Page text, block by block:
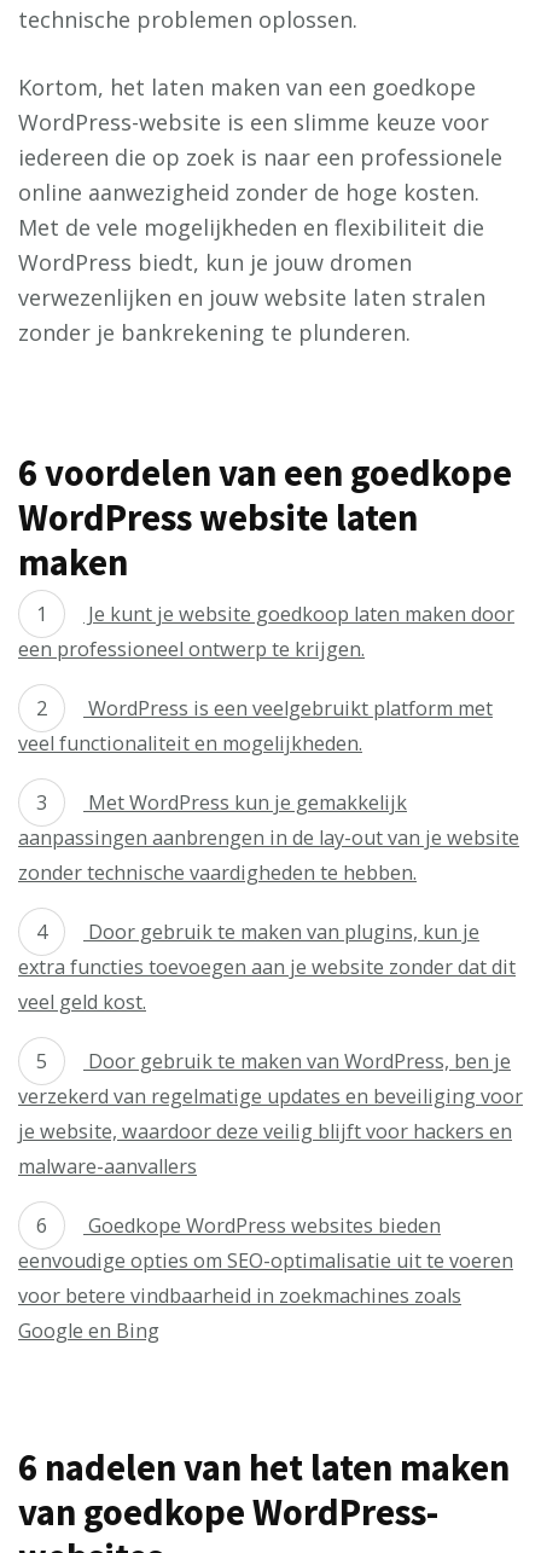
technische problemen oplossen.
Kortom, het laten maken van een goedkope
WordPress-website is een slimme keuze voor
iedereen die op zoek is naar een professionele
online aanwezigheid zonder de hoge kosten.
Met de vele mogelijkheden en flexibiliteit die
WordPress biedt, kun je jouw dromen
verwezenlijken en jouw website laten stralen
zonder je bankrekening te plunderen.
6 voordelen van een goedkope
WordPress website laten
maken
Je kunt je website goedkoop laten maken door
een professioneel ontwerp te krijgen.
WordPress is een veelgebruikt platform met
veel functionaliteit en mogelijkheden.
Met WordPress kun je gemakkelijk
aanpassingen aanbrengen in de lay-out van je website
zonder technische vaardigheden te hebben.
Door gebruik te maken van plugins, kun je
extra functies toevoegen aan je website zonder dat dit
veel geld kost.
Door gebruik te maken van WordPress, ben je
verzekerd van regelmatige updates en beveiliging voor
je website, waardoor deze veilig blijft voor hackers en
malware-aanvallers
Goedkope WordPress websites bieden
eenvoudige opties om SEO-optimalisatie uit te voeren
voor betere vindbaarheid in zoekmachines zoals
Google en Bing
6 nadelen van het laten maken
van goedkope WordPress-